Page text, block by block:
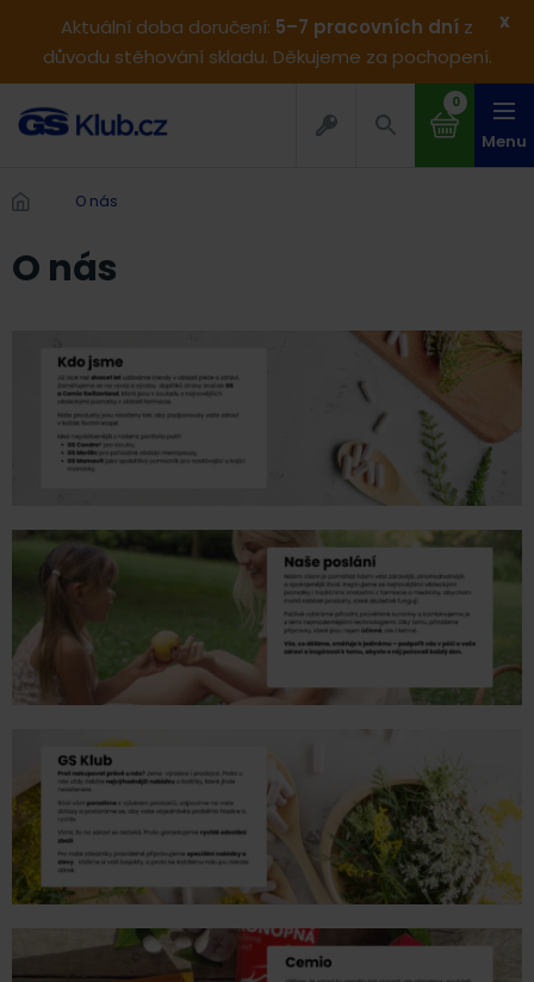
Aktuální doba doručení: 5–7 pracovních dní z
důvodu stěhování skladu. Děkujeme za pochopení.
x
0
Menu
O nás
O nás